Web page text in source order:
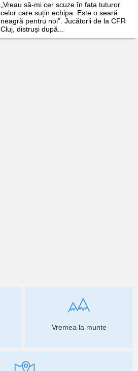
„Vreau să-mi cer scuze în fața tuturor
celor care suțin echipa. Este o seară
neagră pentru noi”. Jucătorii de la CFR
Cluj, distruși după...
Vremea la munte